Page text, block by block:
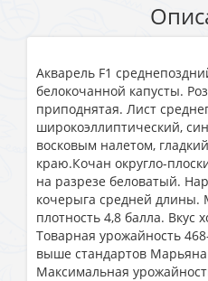
Акварель F1
белокочанной капусты.
приподнятая. Лист
широкоэллиптический,
восковым налетом,
краю.Кочан округло-
на разрезе беловатый.
кочерыга средней длины.
плотность 4,8 балла.
Товарная урожайность
выше стандартов
Максимальная